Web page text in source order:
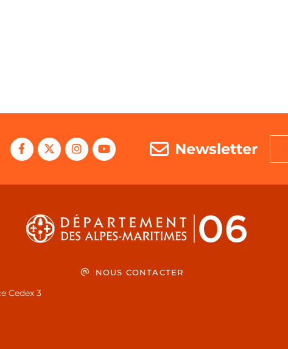
Newsletter
Cedex 3
NOUS CONTACTER